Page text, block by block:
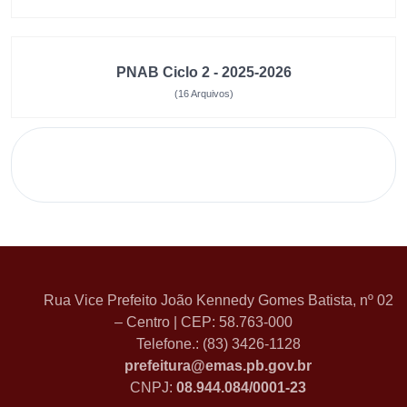
PNAB Ciclo 2 - 2025-2026
(16 Arquivos)
Rua Vice Prefeito João Kennedy Gomes Batista, nº 02
– Centro | CEP: 58.763-000
Telefone.: (83) 3426-1128
prefeitura@emas.pb.gov.br
CNPJ: 08.944.084/0001-23